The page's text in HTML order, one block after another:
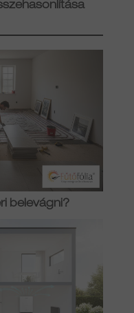
belevágni?